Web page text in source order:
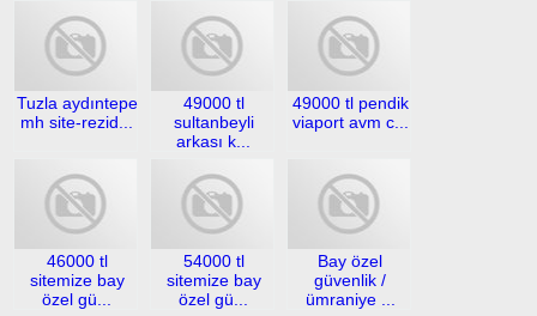
Tuzla aydıntepe
mh site-rezid...
49000 tl
sultanbeyli
arkası k...
49000 tl pendik
viaport avm c...
46000 tl
sitemize bay
özel gü...
54000 tl
sitemize bay
özel gü...
Bay özel
güvenlik /
ümraniye ...